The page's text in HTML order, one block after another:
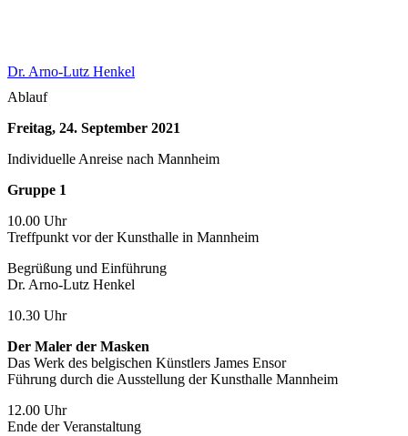
Dr. Arno-Lutz Henkel
Ablauf
Freitag, 24. September 2021
Individuelle Anreise nach Mannheim
Gruppe 1
10.00 Uhr
Treffpunkt vor der Kunsthalle in Mannheim
Begrüßung und Einführung
Dr. Arno-Lutz Henkel
10.30 Uhr
Der Maler der Masken
Das Werk des belgischen Künstlers James Ensor
Führung durch die Ausstellung der Kunsthalle Mannheim
12.00 Uhr
Ende der Veranstaltung